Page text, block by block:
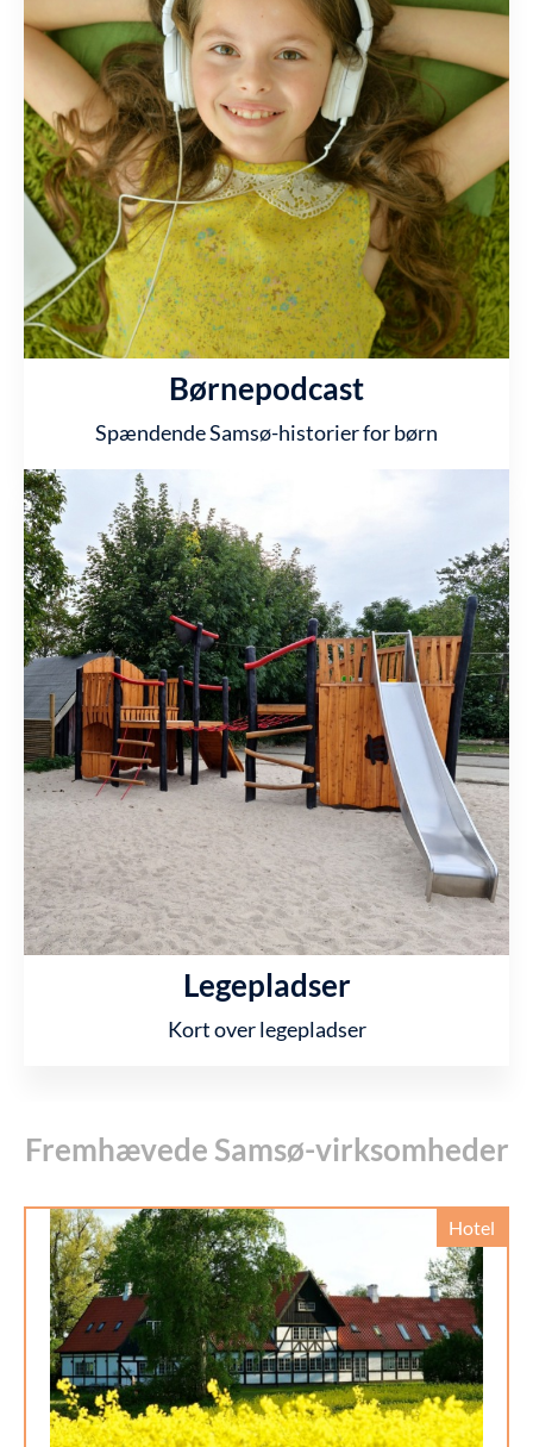
Børnepodcast
Spændende Samsø-historier for børn
Legepladser
Kort over legepladser
Fremhævede Samsø-virksomheder
Hotel